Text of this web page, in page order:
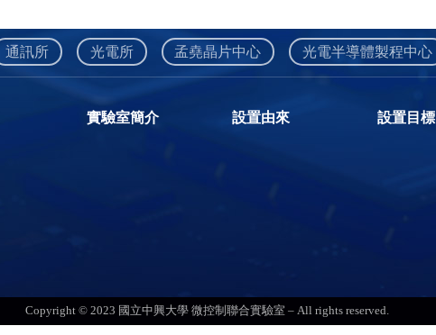
通訊所 光電所 孟堯晶片中心 光電半導體製程中心
實驗室簡介 設置由來 設置目標
Copyright © 2023 國立中興大學 微控制聯合實驗室 – All rights reserved.